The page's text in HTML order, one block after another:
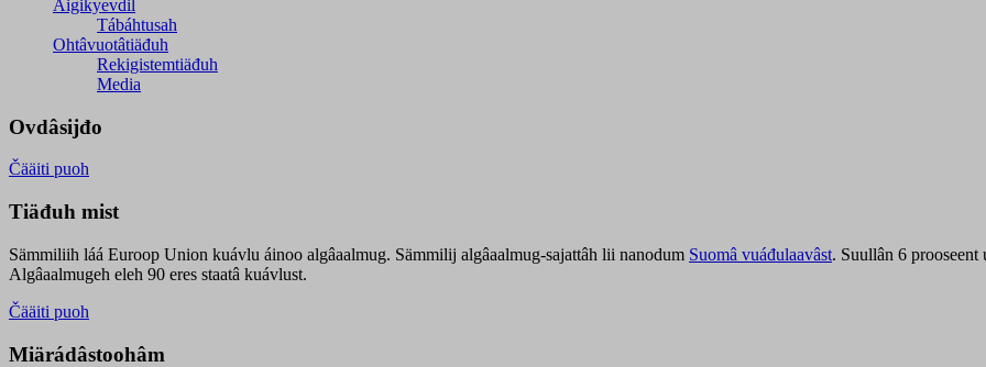
Äigikyevdil
Tábáhtusah
Ohtâvuotâtiäđuh
Rekigistemtiäđuh
Media
Ovdâsijđo
Čääiti puoh
Tiäđuh mist
Sämmiliih láá Euroop Union kuávlu áinoo algâaalmug. Sämmilij algâaalmug-sajattâh lii nanodum Suomâ vuáđulaavâst. Suullân 6
Algâaalmugeh eleh 90 eres staatâ kuávlust.
Čääiti puoh
Miärádâstoohâm